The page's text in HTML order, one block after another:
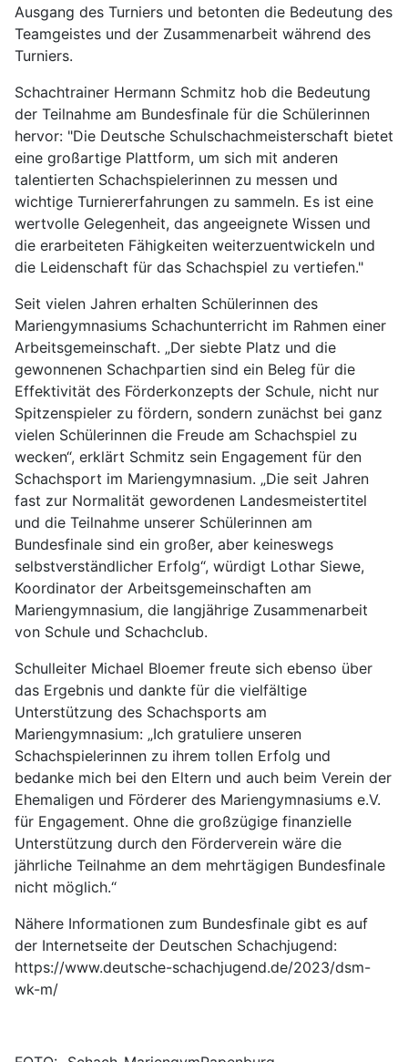
Ausgang des Turniers und betonten die Bedeutung des
Teamgeistes und der Zusammenarbeit während des
Turniers.
Schachtrainer Hermann Schmitz hob die Bedeutung
der Teilnahme am Bundesfinale für die Schülerinnen
hervor: "Die Deutsche Schulschachmeisterschaft bietet
eine großartige Plattform, um sich mit anderen
talentierten Schachspielerinnen zu messen und
wichtige Turniererfahrungen zu sammeln. Es ist eine
wertvolle Gelegenheit, das angeeignete Wissen und
die erarbeiteten Fähigkeiten weiterzuentwickeln und
die Leidenschaft für das Schachspiel zu vertiefen."
Seit vielen Jahren erhalten Schülerinnen des
Mariengymnasiums Schachunterricht im Rahmen einer
Arbeitsgemeinschaft. „Der siebte Platz und die
gewonnenen Schachpartien sind ein Beleg für die
Effektivität des Förderkonzepts der Schule, nicht nur
Spitzenspieler zu fördern, sondern zunächst bei ganz
vielen Schülerinnen die Freude am Schachspiel zu
wecken“, erklärt Schmitz sein Engagement für den
Schachsport im Mariengymnasium. „Die seit Jahren
fast zur Normalität gewordenen Landesmeistertitel
und die Teilnahme unserer Schülerinnen am
Bundesfinale sind ein großer, aber keineswegs
selbstverständlicher Erfolg“, würdigt Lothar Siewe,
Koordinator der Arbeitsgemeinschaften am
Mariengymnasium, die langjährige Zusammenarbeit
von Schule und Schachclub.
Schulleiter Michael Bloemer freute sich ebenso über
das Ergebnis und dankte für die vielfältige
Unterstützung des Schachsports am
Mariengymnasium: „Ich gratuliere unseren
Schachspielerinnen zu ihrem tollen Erfolg und
bedanke mich bei den Eltern und auch beim Verein der
Ehemaligen und Förderer des Mariengymnasiums e.V.
für Engagement. Ohne die großzügige finanzielle
Unterstützung durch den Förderverein wäre die
jährliche Teilnahme an dem mehrtägigen Bundesfinale
nicht möglich.“
Nähere Informationen zum Bundesfinale gibt es auf
der Internetseite der Deutschen Schachjugend:
https://www.deutsche-schachjugend.de/2023/dsm-
wk-m/